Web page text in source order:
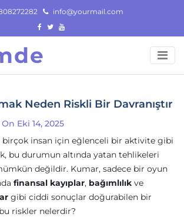
info@yourmail.com
Neden Riskli Bir Davranıştır
On Eki 14, 2025
birçok insan için eğlenceli bir aktivite gibi
bu durumun altında yatan tehlikeleri
değildir. Kumar, sadece bir oyun
finansal kayıplar, bağımlılık ve
gibi ciddi sonuçlar doğurabilen bir
riskler nelerdir?